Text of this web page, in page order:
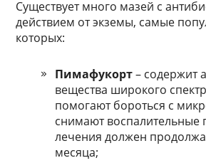
Существует много мазей с
действием от экземы, самые
которых:
Пимафукорт– содержит
вещества широкого
помогают бороться с
снимают воспалительные
лечения должен
месяца;